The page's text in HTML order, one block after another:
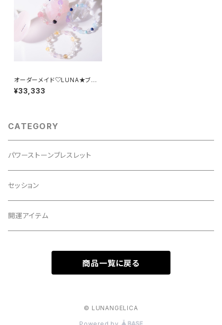
オーダーメイド♡LUNA★ブレ
ス
¥33,333
CATEGORY
パワーストーンブレスレット
セッション
開運アイテム
商品一覧に戻る
© LUNANGELICA